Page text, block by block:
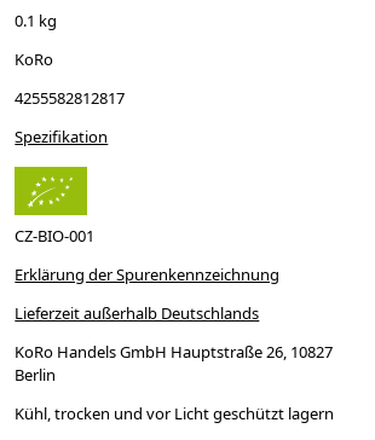
0.1 kg
KoRo
4255582812817
Spezifikation
CZ-BIO-001
Erklärung der Spurenkennzeichnung
Lieferzeit außerhalb Deutschlands
KoRo Handels GmbH Hauptstraße 26, 10827
Berlin
Kühl, trocken und vor Licht geschützt lagern